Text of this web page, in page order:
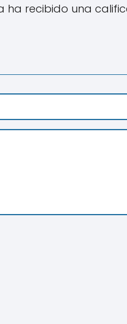
ha recibido una